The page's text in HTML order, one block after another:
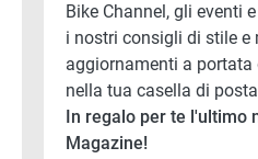
Bike Channel, gli eventi
i nostri consigli di stile
aggiornamenti a
nella tua casella di
In regalo per te l'ultimo
Magazine!